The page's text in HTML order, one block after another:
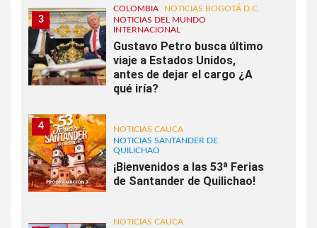
3
COLOMBIA
NOTICIAS BOGOTÁ D.C.
NOTICIAS DEL MUNDO
INTERNACIONAL
Gustavo Petro busca último
viaje a Estados Unidos,
antes de dejar el cargo ¿A
qué iría?
4
NOTICIAS CAUCA
NOTICIAS SANTANDER DE
QUILICHAO
¡Bienvenidos a las 53ª Ferias
de Santander de Quilichao!
NOTICIAS CAUCA